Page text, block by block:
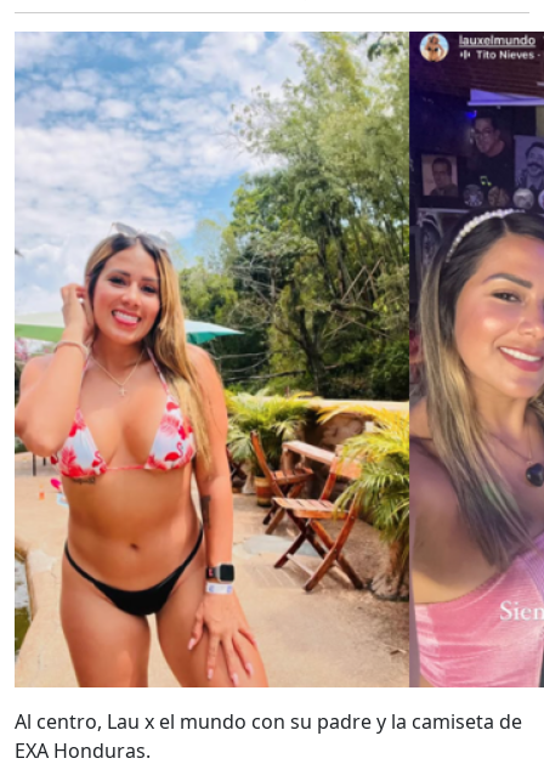
Al centro, Lau x el mundo con su padre y la camiseta de
EXA Honduras.